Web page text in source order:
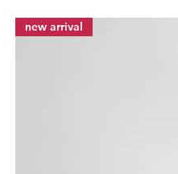
new arrival